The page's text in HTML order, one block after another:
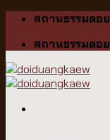
Skip
content
สถานธรรมด
สถานธรรมด